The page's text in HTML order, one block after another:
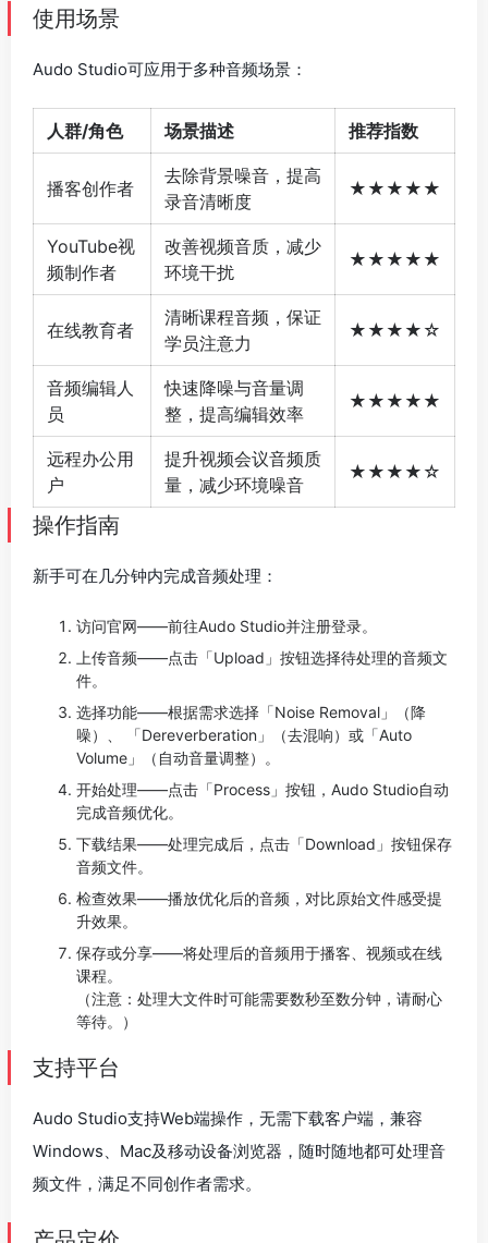
使用场景
Audo Studio可应用于多种音频场景：
人群/角色 场景描述 推荐指数
播客创作者
去除背景噪音，提高
录音清晰度
★★★★★
YouTube视
频制作者
改善视频音质，减少
环境干扰
★★★★★
在线教育者
清晰课程音频，保证
学员注意力
★★★★☆
音频编辑人
员
快速降噪与音量调
整，提高编辑效率
★★★★★
远程办公用
户
提升视频会议音频质
量，减少环境噪音
★★★★☆
操作指南
新手可在几分钟内完成音频处理：
访问官网——前往Audo Studio并注册登录。
上传音频——点击「Upload」按钮选择待处理的音频文
件。
选择功能——根据需求选择「Noise Removal」（降
噪）、 「Dereverberation」（去混响）或「Auto
Volume」（自动音量调整）。
开始处理——点击「Process」按钮，Audo Studio自动
完成音频优化。
下载结果——处理完成后，点击「Download」按钮保存
音频文件。
检查效果——播放优化后的音频，对比原始文件感受提
升效果。
保存或分享——将处理后的音频用于播客、视频或在线
课程。
（注意：处理大文件时可能需要数秒至数分钟，请耐心
等待。）
支持平台
Audo Studio支持Web端操作，无需下载客户端，兼容
Windows、Mac及移动设备浏览器，随时随地都可处理音
频文件，满足不同创作者需求。